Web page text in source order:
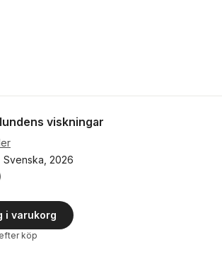
viskningar
Svenska 2026
Totalt antal röster:
i varukorg
köp